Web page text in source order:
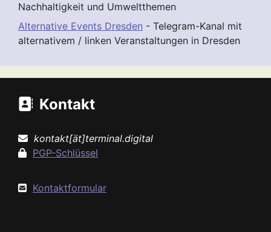
Nachhaltigkeit und Umweltthemen
Alternative Events Dresden - Telegram-Kanal mit
alternativem / linken Veranstaltungen in Dresden
Kontakt
kontakt[ät]terminal.digital
PGP-Schlüssel
Kontaktformular